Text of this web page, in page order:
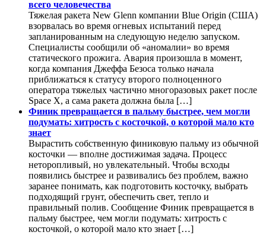
всего человечества
Тяжелая ракета New Glenn компании Blue Origin (США)
взорвалась во время огневых испытаний перед
запланированным на следующую неделю запуском.
Специалисты сообщили об «аномалии» во время
статического прожига. Авария произошла в момент,
когда компания Джеффа Безоса только начала
приближаться к статусу второго полноценного
оператора тяжелых частично многоразовых ракет после
Space X, а сама ракета должна была […]
Финик превращается в пальму быстрее, чем могли
подумать: хитрость с косточкой, о которой мало кто
знает
Вырастить собственную финиковую пальму из обычной
косточки — вполне достижимая задача. Процесс
неторопливый, но увлекательный. Чтобы всходы
появились быстрее и развивались без проблем, важно
заранее понимать, как подготовить косточку, выбрать
подходящий грунт, обеспечить свет, тепло и
правильный полив. Сообщение Финик превращается в
пальму быстрее, чем могли подумать: хитрость с
косточкой, о которой мало кто знает […]